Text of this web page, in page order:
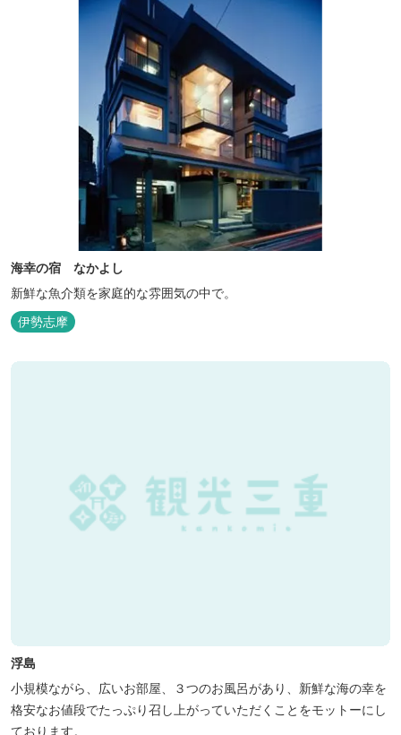
海幸の宿 なかよし
新鮮な魚介類を家庭的な雰囲気の中で。
伊勢志摩
浮島
小規模ながら、広いお部屋、３つのお風呂があり、新鮮な海の幸を
格安なお値段でたっぷり召し上がっていただくことをモットーにし
ております。